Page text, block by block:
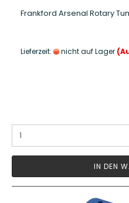
Frankford Arsenal Rotary
Lieferzeit: nicht auf Lager
IN DEN